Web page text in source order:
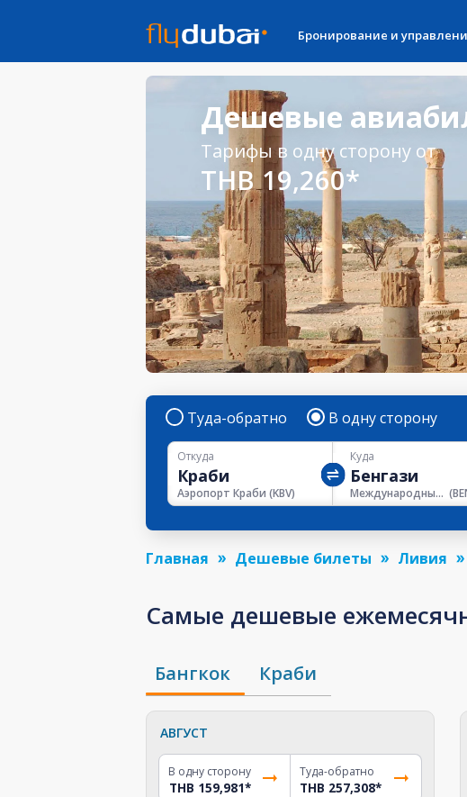
Бронирование и
Дешевые
Тарифы в одну сторону от
THB 19,260*
Туда-обратно В одну сторону
Откуда
Аэропорт Краби (KBV)
Куда
Международный аэропорт Бенина (
Главная Дешевые билеты Ливия
Самые дешевые
Бангкок Краби
АВГУСТ
В одну сторону
THB 159,981*
Туда-обратно
THB 257,308*